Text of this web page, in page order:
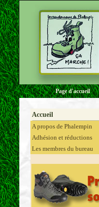
Page d'accueil
Accueil
A propos de Phalempin
Adhésion et réductions
Les membres du bureau